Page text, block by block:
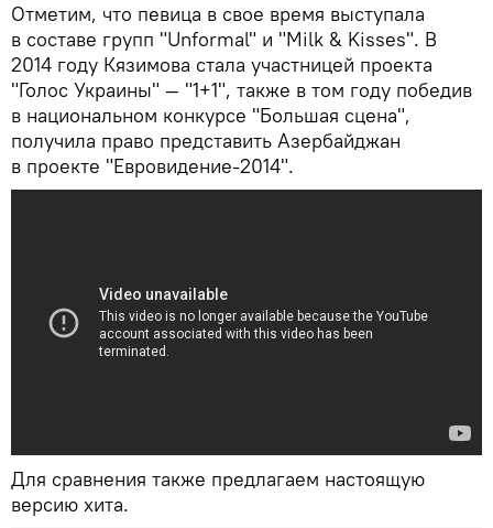
Отметим, что певица в свое время выступала
в составе групп "Unformal" и "Milk & Kisses". В
2014 году Кязимова стала участницей проекта
"Голос Украины" — "1+1", также в том году победив
в национальном конкурсе "Большая сцена",
получила право представить Азербайджан
в проекте "Евровидение-2014".
Для сравнения также предлагаем настоящую
версию хита.